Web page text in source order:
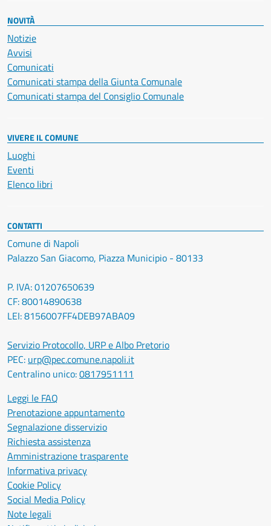
NOVITÀ
Notizie
Avvisi
Comunicati
Comunicati stampa della Giunta Comunale
Comunicati stampa del Consiglio Comunale
VIVERE IL COMUNE
Luoghi
Eventi
Elenco libri
CONTATTI
Comune di Napoli
Palazzo San Giacomo, Piazza Municipio - 80133
P. IVA: 01207650639
CF: 80014890638
LEI: 8156007FF4DEB97ABA09
Servizio Protocollo, URP e Albo Pretorio
PEC: urp@pec.comune.napoli.it
Centralino unico:0817951111
Leggi le FAQ
Prenotazione appuntamento
Segnalazione disservizio
Richiesta assistenza
Amministrazione trasparente
Informativa privacy
Cookie Policy
Social Media Policy
Note legali